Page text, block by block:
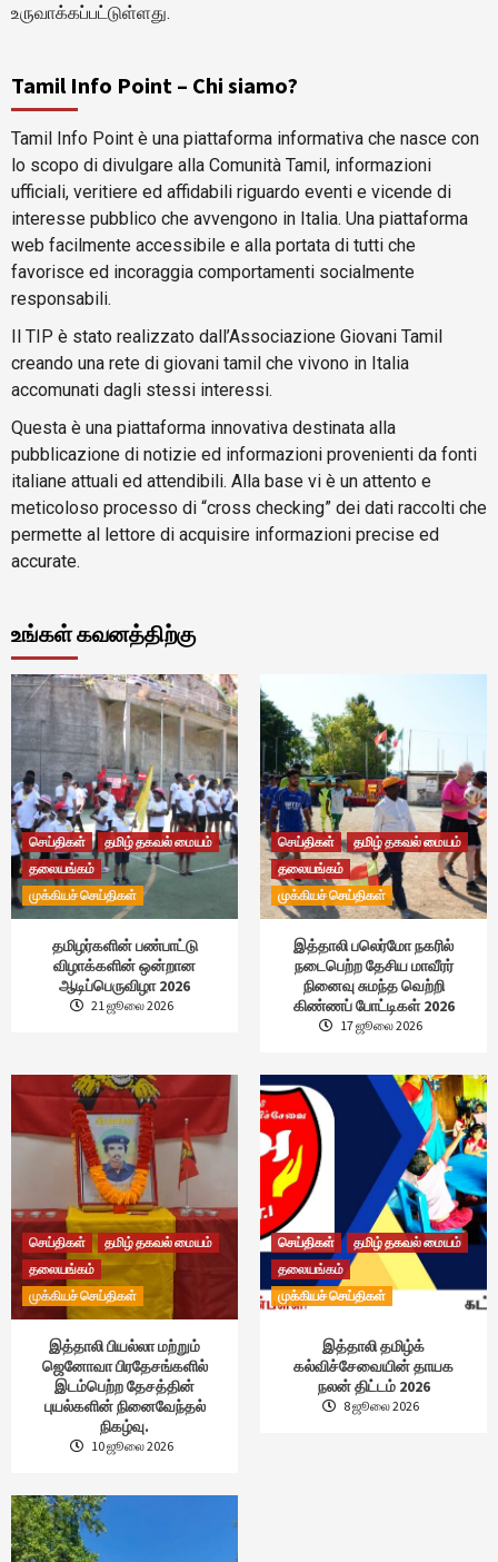
உருவாக்கப்பட்டுள்ளது.
Tamil Info Point – Chi siamo?
Tamil Info Point è una piattaforma informativa che nasce con
lo scopo di divulgare alla Comunità Tamil, informazioni
ufficiali, veritiere ed affidabili riguardo eventi e vicende di
interesse pubblico che avvengono in Italia. Una piattaforma
web facilmente accessibile e alla portata di tutti che
favorisce ed incoraggia comportamenti socialmente
responsabili.
Il TIP è stato realizzato dall’Associazione Giovani Tamil
creando una rete di giovani tamil che vivono in Italia
accomunati dagli stessi interessi.
Questa è una piattaforma innovativa destinata alla
pubblicazione di notizie ed informazioni provenienti da fonti
italiane attuali ed attendibili. Alla base vi è un attento e
meticoloso processo di “cross checking” dei dati raccolti che
permette al lettore di acquisire informazioni precise ed
accurate.
உங்கள் கவனத்திற்கு
செய்திகள்
தமிழ் தகவல் மையம்
தலையங்கம்
முக்கியச் செய்திகள்
தமிழர்களின் பண்பாட்டு
விழாக்களின் ஒன்றான
ஆடிப்பெருவிழா 2026
21 ஜூலை 2026
செய்திகள்
தமிழ் தகவல் மையம்
தலையங்கம்
முக்கியச் செய்திகள்
இத்தாலி பலெர்மோ நகரில்
நடைபெற்ற தேசிய மாவீரர்
நினைவு சுமந்த வெற்றி
கிண்ணப் போட்டிகள் 2026
17 ஜூலை 2026
செய்திகள்
தமிழ் தகவல் மையம்
தலையங்கம்
முக்கியச் செய்திகள்
இத்தாலி பியல்லா மற்றும்
ஜெனோவா பிரதேசங்களில்
இடம்பெற்ற தேசத்தின்
புயல்களின் நினைவேந்தல்
நிகழ்வு.
10 ஜூலை 2026
செய்திகள்
தமிழ் தகவல் மையம்
தலையங்கம்
முக்கியச் செய்திகள்
இத்தாலி தமிழ்க்
கல்விச்சேவையின் தாயக
நலன் திட்டம் 2026
8 ஜூலை 2026